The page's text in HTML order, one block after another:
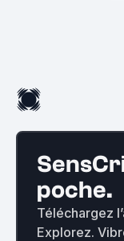
poche.
Téléchargez
Explorez.